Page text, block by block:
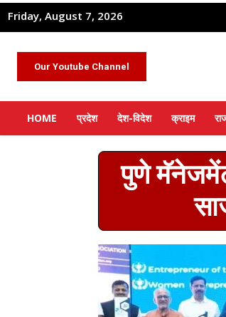
Friday, August 7, 2026
Our Youtube Channel
HOME प्रदेश देश-विदेश क्राइम
पुणे